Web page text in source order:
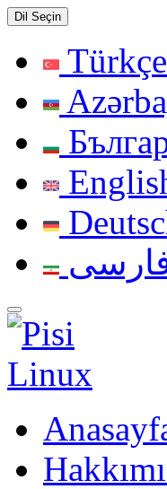
Dil Seçin
Türkçe